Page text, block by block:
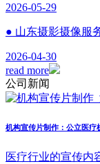
2026-05-29
● 山东摄影摄像服
2026-04-30
read more
公司新闻
机构宣传片制作：公立医疗
医疗行业的宣传内